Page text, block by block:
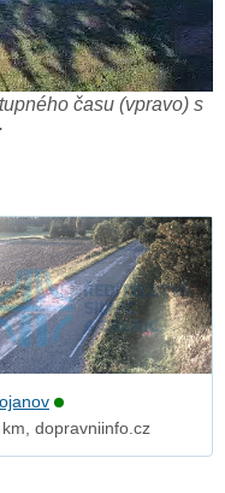
času (vpravo) s
dopravniinfo.cz